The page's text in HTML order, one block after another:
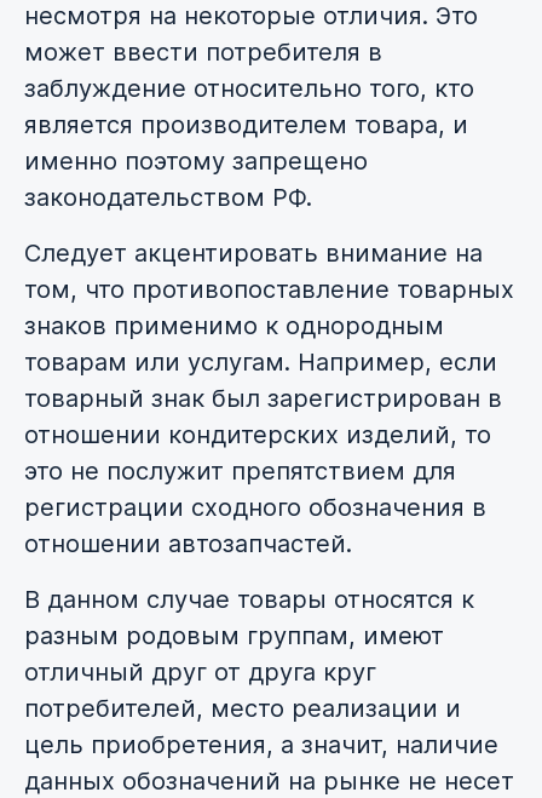
несмотря на некоторые отличия. Это
может ввести потребителя в
заблуждение относительно того, кто
является производителем товара, и
именно поэтому запрещено
законодательством РФ.
Следует акцентировать внимание на
том, что противопоставление товарных
знаков применимо к однородным
товарам или услугам. Например, если
товарный знак был зарегистрирован в
отношении кондитерских изделий, то
это не послужит препятствием для
регистрации сходного обозначения в
отношении автозапчастей.
В данном случае товары относятся к
разным родовым группам, имеют
отличный друг от друга круг
потребителей, место реализации и
цель приобретения, а значит, наличие
данных обозначений на рынке не несет